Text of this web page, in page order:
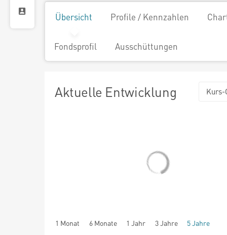
Übersicht Profile / Kennzahlen
Fondsprofil Ausschüttungen
Aktuelle Entwicklung Kurs-
1 Monat 6 Monate 1 Jahr 3 Jahre 5 Jahre